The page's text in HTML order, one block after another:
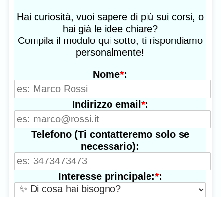
Hai curiosità, vuoi sapere di più sui corsi, o
hai già le idee chiare?
Compila il modulo qui sotto, ti rispondiamo
personalmente!
Nome*:
Indirizzo email*:
Telefono (Ti contatteremo solo se
necessario):
Interesse principale:*: